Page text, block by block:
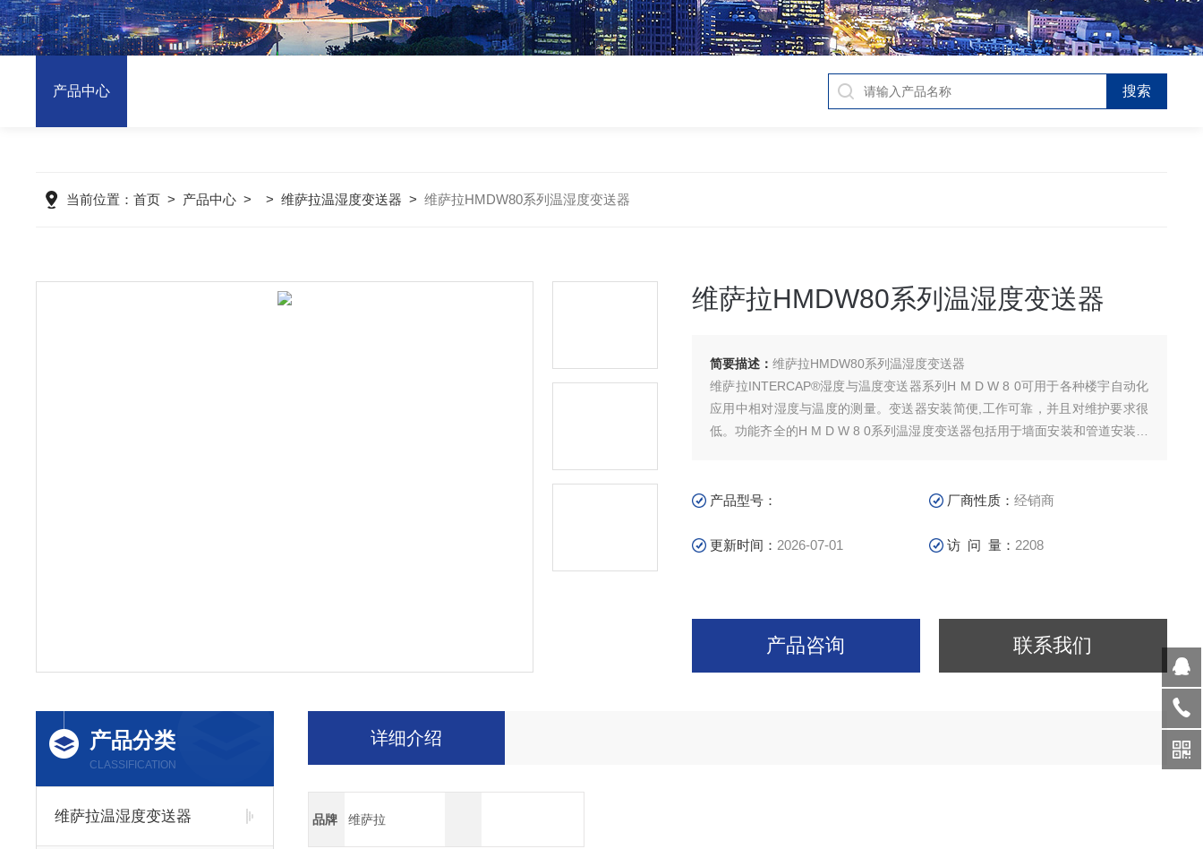
产品中心
当前位置：首页 > 产品中心 > >维萨拉温湿度变送器 >维萨拉HMDW80系列温湿度变送器
维萨拉HMDW80系列温湿度变送器
简要描述：维萨拉HMDW80系列温湿度变送器
维萨拉INTERCAP®湿度与温度变送器系列H M D W 8 0可用于各种楼宇自动化
应用中相对湿度与温度的测量。变送器安装简便,工作可靠，并且对维护要求很
低。功能齐全的H M D W 8 0系列温湿度变送器包括用于墙面安装和管道安装的
产品型号： 厂商性质：经销商
更新时间： 2026-07-01 访 问 量： 2208
产品咨询 联系我们
产品分类
CLASSIFICATION
维萨拉温湿度变送器
详细介绍
品牌 维萨拉